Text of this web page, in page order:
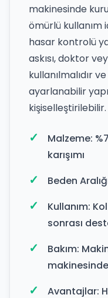
makinesinde
ömürlü kullanım
hasar kontrolü
askısı, doktor
kullanılmalıdır
ayarlanabilir
kişiselleştirilebilir.
Malzeme:
karışımı
Beden
Kullanım:
sonrası
Bakım:
Avantajlar: